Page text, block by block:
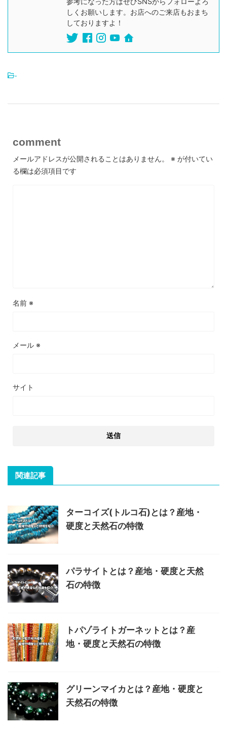
しくお願いします。お店へのご来店もおまち
しておりますよ！
-
comment
メールアドレスが公開されることはありません。 ※ が付いてい
る欄は必須項目です
名前 ※
メール ※
サイト
関連記事
ターコイズ(トルコ石)とは？産地・
硬度と天然石の特徴
パラサイトとは？産地・硬度と天然
石の特徴
トパゾライトガーネットとは？産
地・硬度と天然石の特徴
グリーンマイカとは？産地・硬度と
天然石の特徴